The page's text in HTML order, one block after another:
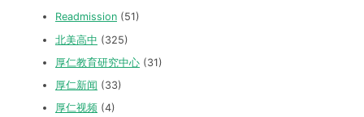
Readmission (51)
北美高中 (325)
厚仁教育研究中心 (31)
厚仁新闻 (33)
厚仁视频 (4)